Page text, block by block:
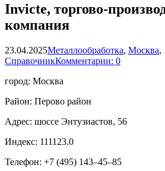
Invicte, торгово-
компания
23.04.2025Металлообработка, Москва,
СправочникКомментарии: 0
город: Москва
Район: Перово район
Адрес: шоссе Энтузиастов, 56
Индекс: 111123.0
Телефон: +7 (495) 143‒45‒85